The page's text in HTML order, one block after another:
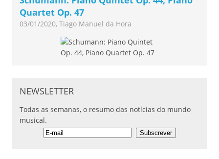
Quartet Op. 47
03/01/2020, Tiago Manuel da Hora
NEWSLETTER
Todas as semanas, o resumo das notícias do mundo
musical.